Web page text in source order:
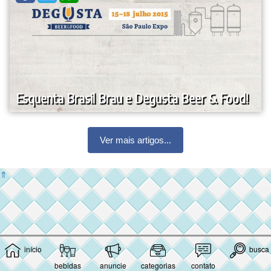
início
bebidas
anuncie categorias contato
busca
Esquenta Brasil Brau e Degusta Beer & Food!
Ver mais artigos...
⇑